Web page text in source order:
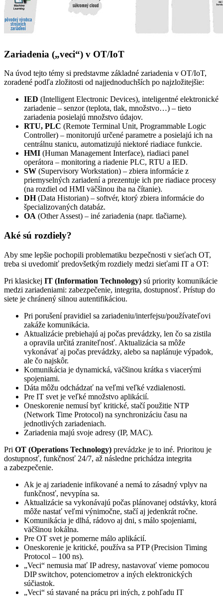
Zariadenia („veci“) v OT/IoT
Na úvod tejto témy si predstavme základné zariadenia v OT/IoT,
zoradené podľa zložitosti od najjednoduchších po najzložitejšie:
IED (Intelligent Electronic Devices), inteligentné elektronické
zariadenie – senzor (teplota, tlak, množstvo…) – tieto
zariadenia posielajú množstvo údajov.
RTU, PLC (Remote Terminal Unit, Programmable Logic
Controller) – monitorujú určené parametre a posielajú ich na
centrálnu stanicu, automatizujú niektoré riadiace funkcie.
HMI (Human Management Interface), riadiaci panel
operátora – monitoring a riadenie PLC, RTU a IED.
SW (Supervisory Workstation) – zbiera informácie z
priemyselných zariadení a prezentuje ich pre riadiace procesy
(na rozdiel od HMI väčšinou iba na čítanie).
DH(Data Historian) – softvér, ktorý zbiera informácie do
špecializovaných databáz.
OA (Other Assest) – iné zariadenia (napr. tlačiarne).
Aké sú rozdiely?
Aby sme lepšie pochopili problematiku bezpečnosti v sieťach OT,
treba si uvedomiť predovšetkým rozdiely medzi sieťami IT a OT:
Pri klasickej IT (Information Technology) sú priority komunikácie
medzi zariadeniami: zabezpečenie, integrita, dostupnosť. Prístup do
siete je chránený silnou autentifikáciou.
Pri porušení pravidiel sa zariadeniu/interfejsu/používateľovi
zakáže komunikácia.
Aktualizácie prebiehajú aj počas prevádzky, len čo sa zistila
a opravila určitá zraniteľnosť. Aktualizácia sa môže
vykonávať aj počas prevádzky, alebo sa naplánuje výpadok,
ale čo najskôr.
Komunikácia je dynamická, väčšinou krátka s viacerými
spojeniami.
Dáta môžu odchádzať na veľmi veľké vzdialenosti.
Pre IT svet je veľké množstvo aplikácií.
Oneskorenie nemusí byť kritické, stačí použitie NTP
(Network Time Protocol) na synchronizáciu času na
jednotlivých zariadeniach.
Zariadenia majú svoje adresy (IP, MAC).
Pri OT (Operations Technology) prevádzke je to iné. Prioritou je
dostupnosť, funkčnosť 24/7, až následne prichádza integrita
a zabezpečenie.
Ak je aj zariadenie infikované a nemá to zásadný vplyv na
funkčnosť, nevypína sa.
Aktualizácie sa vykonávajú počas plánovanej odstávky, ktorá
môže nastať veľmi výnimočne, stačí aj jedenkrát ročne.
Komunikácia je dlhá, rádovo aj dni, s málo spojeniami,
väčšinou lokálna.
Pre OT svet je pomerne málo aplikácií.
Oneskorenie je kritické, používa sa PTP (Precision Timing
Protocol – 100 ns).
„Veci“ nemusia mať IP adresy, nastavovať vieme pomocou
DIP switchov, potenciometrov a iných elektronických
súčiastok.
„Veci“ sú stavané na prácu pri iných, z pohľadu IT